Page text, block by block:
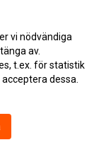
vi nödvändiga
av.
t.ex. för statistik
dessa.